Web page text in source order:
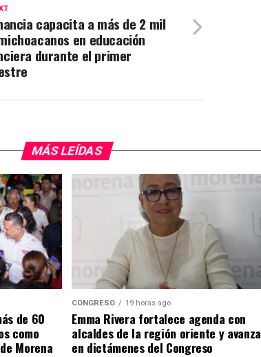
capacita a más de 2 mil
en educación
durante el primer
MÁS LEÍDAS
de 60
como
Morena
CONGRESO 19 horas ago
Emma Rivera fortalece agenda con
alcaldes de la región oriente y avanza
en dictámenes del Congreso